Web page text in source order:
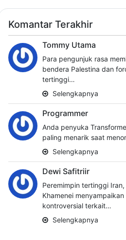
Komantar Terakhir
Tommy Utama
Para pengunjuk rasa
bendera Palestina dan
tertinggi…
Selengkapnya
Programmer
Anda penyuka
paling menarik saat
Selengkapnya
Dewi Safitriir
Peremimpin tertinggi Iran,
Khamenei
kontroversial terkait…
Selengkapnya